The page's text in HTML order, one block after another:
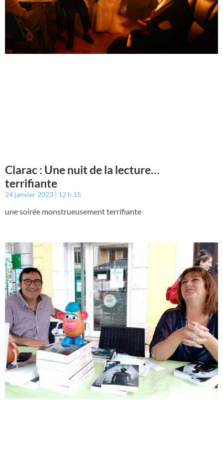
Clarac : Une nuit de la lecture…
terrifiante
24 janvier 2023 12 h 15
une soirée monstrueusement terrifiante